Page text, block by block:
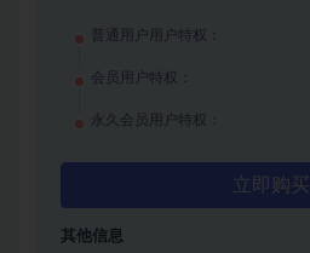
普通用户用户特权：
会员用户特权：
永久会员用户特权：
立即购买
其他信息